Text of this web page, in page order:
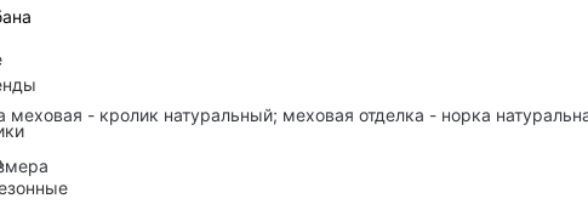
- кролик натуральный; меховая отделка - норка